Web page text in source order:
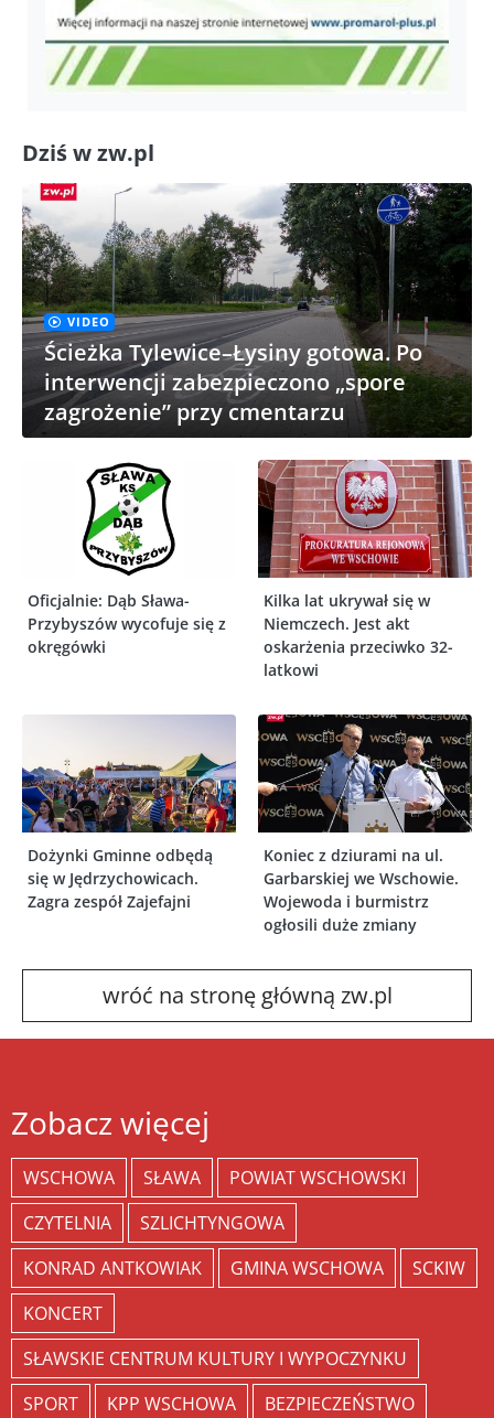
Dziś w zw.pl
VIDEO
Ścieżka Tylewice–Łysiny gotowa. Po
interwencji zabezpieczono „spore
zagrożenie” przy cmentarzu
Oficjalnie: Dąb Sława-
Przybyszów wycofuje się z
okręgówki
Kilka lat ukrywał się w
Niemczech. Jest akt
oskarżenia przeciwko 32-
latkowi
Dożynki Gminne odbędą
się w Jędrzychowicach.
Zagra zespół Zajefajni
Koniec z dziurami na ul.
Garbarskiej we Wschowie.
Wojewoda i burmistrz
ogłosili duże zmiany
wróć na stronę główną zw.pl
Zobacz więcej
WSCHOWA SŁAWA
POWIAT WSCHOWSKI
CZYTELNIA
SZLICHTYNGOWA
KONRAD ANTKOWIAK
GMINA WSCHOWA
SCKIW
KONCERT
SŁAWSKIE CENTRUM KULTURY I WYPOCZYNKU
SPORT
KPP WSCHOWA
BEZPIECZEŃSTWO